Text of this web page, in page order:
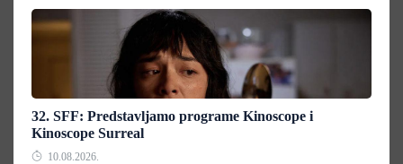
32. SFF: Predstavljamo programe Kinoscope i
Kinoscope Surreal
10.08.2026.